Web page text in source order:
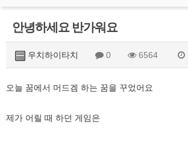
안녕하세요 반가워요
우치하이타치 0 6564
오늘 꿈에서 머드겜 하는 꿈을 꾸었어요
제가 어릴 때 하던 게임은